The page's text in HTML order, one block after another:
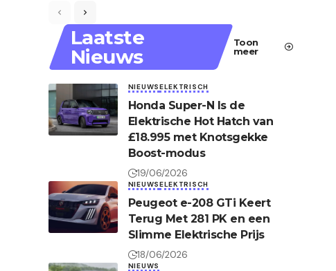
Laatste
Nieuws
Toon
meer
NIEUWSELEKTRISCH
Honda Super-N Is de
Elektrische Hot Hatch van
£18.995 met Knotsgekke
Boost-modus
19/06/2026
NIEUWSELEKTRISCH
Peugeot e-208 GTi Keert
Terug Met 281 PK en een
Slimme Elektrische Prijs
18/06/2026
NIEUWS